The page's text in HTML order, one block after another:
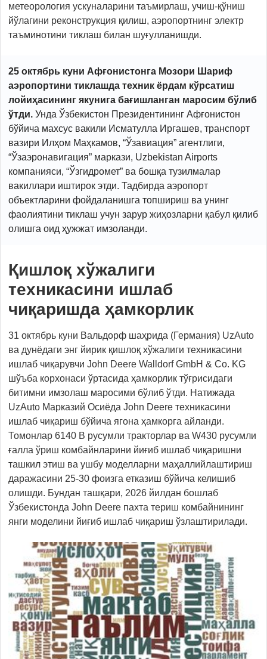
метеорология ускуналарини таъмирлаш, учиш-қўниш
йўлагини реконструкция қилиш, аэропортнинг электр
таъминотини тиклаш билан шуғулланишди.
25 октябрь куни Афғонистонга Мозори Шариф
аэропортини тиклашда техник ёрдам кўрсатиш
лойиҳасининг якунига бағишланган маросим бўлиб
ўтди. Унда Ўзбекистон Президентининг Афғонистон
бўйича махсус вакили Исматулла Иргашев, транспорт
вазири Илҳом Маҳкамов, “Ўзавиация” агентлиги,
“Ўзаэронавигация” маркази, Uzbekistan Airports
компанияси, “Ўзгидромет” ва бошқа тузилмалар
вакиллари иштирок этди. Тадбирда аэропорт
объектларини фойдаланишга топшириш ва унинг
фаолиятини тиклаш учун зарур жиҳозларни қабул қилиб
олишга оид ҳужжат имзоланди.
Қишлоқ хўжалиги
техникасини ишлаб
чиқаришда ҳамкорлик
31 октябрь куни Вальдорф шаҳрида (Германия) UzAuto
ва дунёдаги энг йирик қишлоқ хўжалиги техникасини
ишлаб чиқарувчи John Deere Walldorf GmbH & Co. KG
шўъба корхонаси ўртасида ҳамкорлик тўғрисидаги
битимни имзолаш маросими бўлиб ўтди. Натижада
UzAuto Марказий Осиёда John Deere техникасини
ишлаб чиқариш бўйича ягона ҳамкорга айланди.
Томонлар 6140 В русумли тракторлар ва W430 русумли
ғалла ўриш комбайнларини йиғиб ишлаб чиқаришни
ташкил этиш ва ушбу моделларни маҳаллийлаштириш
даражасини 25-30 фоизга етказиш бўйича келишиб
олишди. Бундан ташқари, 2026 йилдан бошлаб
Ўзбекистонда John Deere пахта териш комбайнининг
янги моделини йиғиб ишлаб чиқариш ўзлаштирилади.